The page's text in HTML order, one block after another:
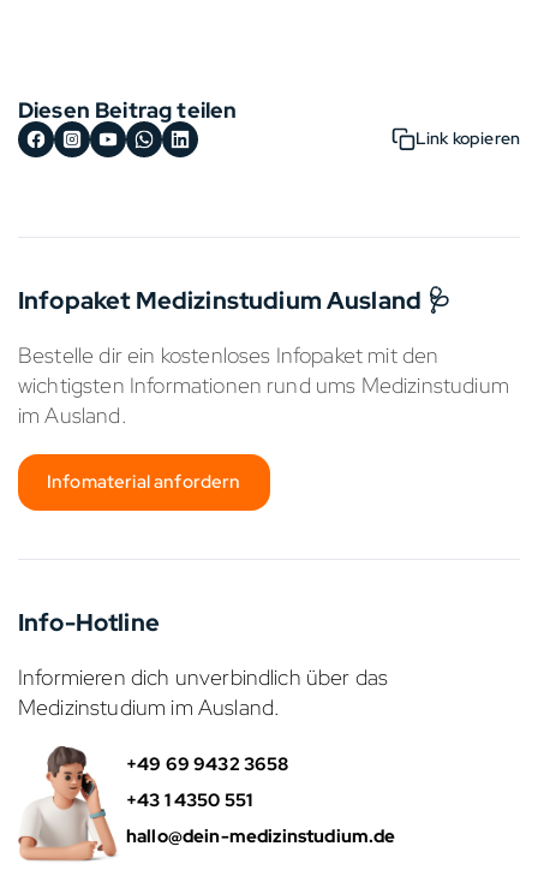
Diesen Beitrag teilen
Link kopieren
Infopaket Medizinstudium Ausland 🩺
Bestelle dir ein kostenloses Infopaket mit den
wichtigsten Informationen rund ums Medizinstudium
im Ausland.
Infomaterial anfordern
Info-Hotline
Informieren dich unverbindlich über das
Medizinstudium im Ausland.
+49 69 9432 3658
+43 1 4350 551
hallo@dein-medizinstudium.de